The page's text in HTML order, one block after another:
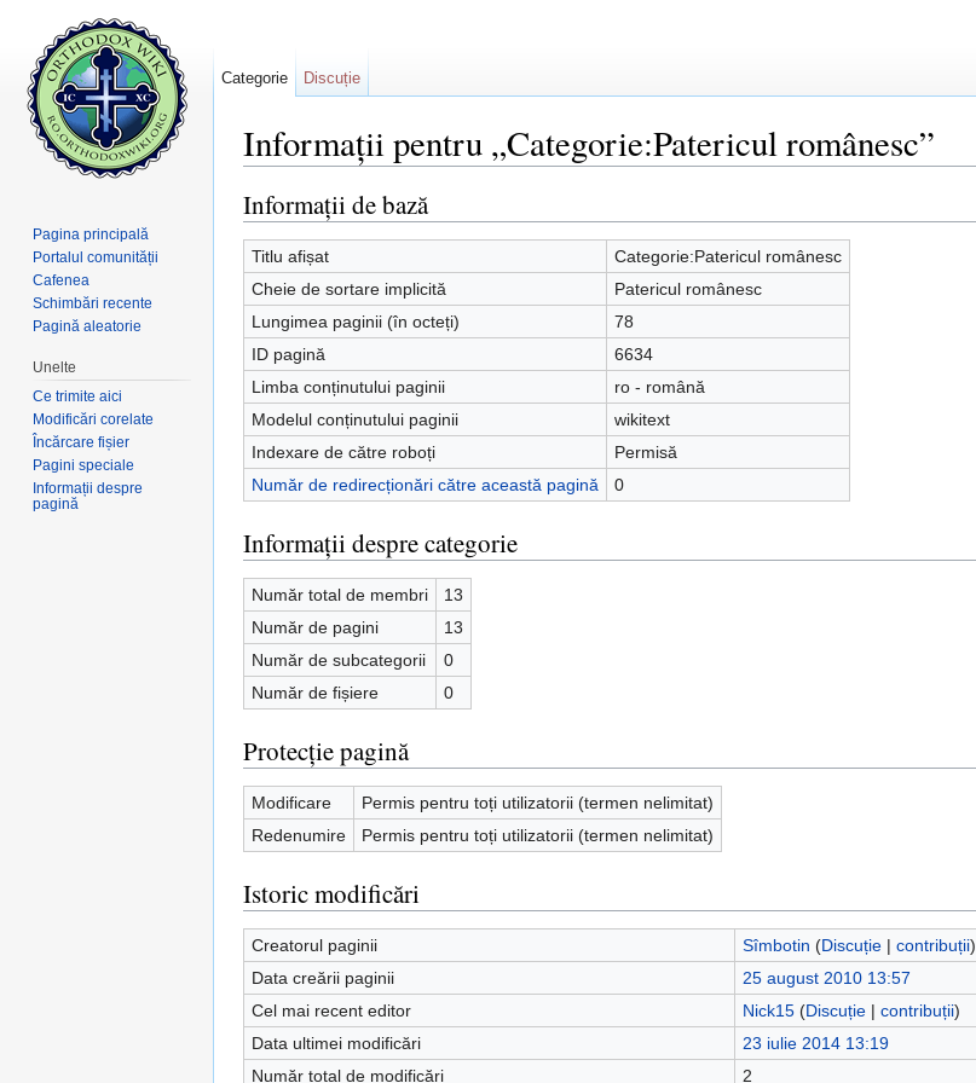
Informații pentru „Categorie:Patericul românesc”
Informații de bază
Titlu afișat
Categorie:Patericul românesc
Cheie de sortare implicită
Patericul românesc
Lungimea paginii (în octeți)
78
ID pagină
6634
Limba conținutului paginii
ro - română
Modelul conținutului paginii
wikitext
Indexare de către roboți
Permisă
Număr de redirecționări către această pagină
0
Informații despre categorie
Număr total de membri
13
Număr de pagini
13
Număr de subcategorii
0
Număr de fișiere
0
Protecție pagină
Modificare
Permis pentru toți utilizatorii (termen nelimitat)
Redenumire
Permis pentru toți utilizatorii (termen nelimitat)
Istoric modificări
Creatorul paginii Sîmbotin (Discuție| contribuții)
Data creării paginii
25 august 2010 13:57
Cel mai recent editor
Nick15 (Discuție| contribuții)
Data ultimei modificări
23 iulie 2014 13:19
Număr total de modificări
2
Categorie Discuție
Pagina principală
Portalul comunității
Cafenea
Schimbări recente
Pagină aleatorie
Unelte
Ce trimite aici
Modificări corelate
Încărcare fișier
Pagini speciale
Informații despre
pagină